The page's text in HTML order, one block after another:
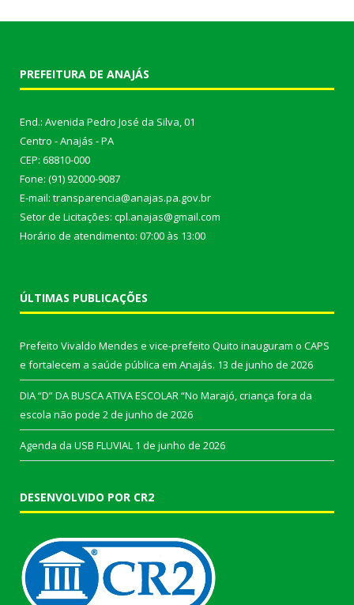
PREFEITURA DE ANAJÁS
End.: Avenida Pedro José da Silva, 01
Centro - Anajás - PA
CEP: 68810-000
Fone: (91) 92000-9087
E-mail: transparencia@anajas.pa.gov.br
Setor de Licitações: cpl.anajas@gmail.com
Horário de atendimento: 07:00 às 13:00
ÚLTIMAS PUBLICAÇÕES
Prefeito Vivaldo Mendes e vice-prefeito Quito inauguram o CAPS
e fortalecem a saúde pública em Anajás. 13 de junho de 2026
DIA “D” DA BUSCA ATIVA ESCOLAR “No Marajó, criança fora da
escola não pode 2 de junho de 2026
Agenda da USB FLUVIAL 1 de junho de 2026
DESENVOLVIDO POR CR2